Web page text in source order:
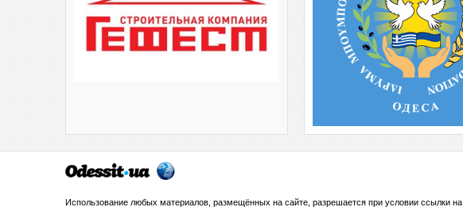
Использование любых материалов, размещённых на сайте, разрешается при условии ссылки на